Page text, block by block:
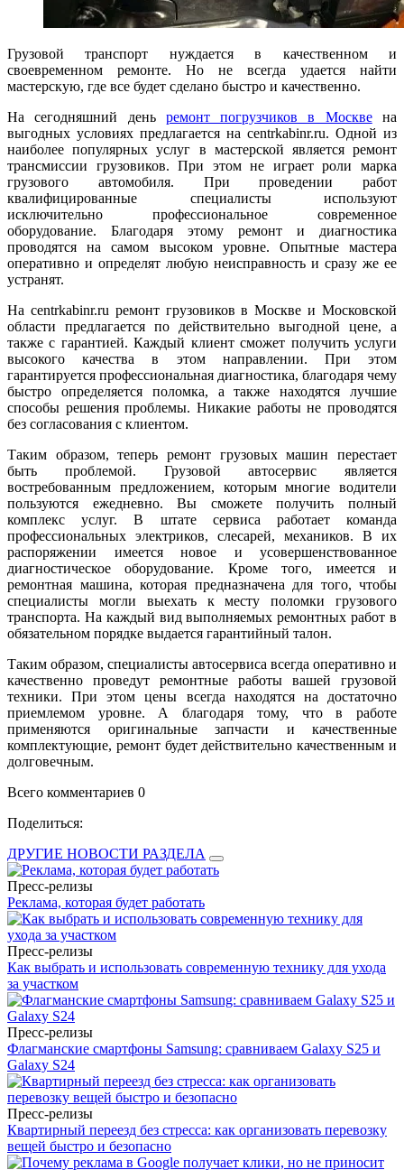
Грузовой транспорт нуждается в качественном и
своевременном ремонте. Но не всегда удается найти
мастерскую, где все будет сделано быстро и качественно.
На сегодняшний день ремонт погрузчиков в Москвена
выгодных условиях предлагается на centrkabinr.ru. Одной из
наиболее популярных услуг в мастерской является ремонт
трансмиссии грузовиков. При этом не играет роли марка
грузового автомобиля. При проведении работ
квалифицированные специалисты используют
исключительно профессиональное современное
оборудование. Благодаря этому ремонт и диагностика
проводятся на самом высоком уровне. Опытные мастера
оперативно и определят любую неисправность и сразу же ее
устранят.
На centrkabinr.ru ремонт грузовиков в Москве и Московской
области предлагается по действительно выгодной цене, а
также с гарантией. Каждый клиент сможет получить услуги
высокого качества в этом направлении. При этом
гарантируется профессиональная диагностика, благодаря чему
быстро определяется поломка, а также находятся лучшие
способы решения проблемы. Никакие работы не проводятся
без согласования с клиентом.
Таким образом, теперь ремонт грузовых машин перестает
быть проблемой. Грузовой автосервис является
востребованным предложением, которым многие водители
пользуются ежедневно. Вы сможете получить полный
комплекс услуг. В штате сервиса работает команда
профессиональных электриков, слесарей, механиков. В их
распоряжении имеется новое и усовершенствованное
диагностическое оборудование. Кроме того, имеется и
ремонтная машина, которая предназначена для того, чтобы
специалисты могли выехать к месту поломки грузового
транспорта. На каждый вид выполняемых ремонтных работ в
обязательном порядке выдается гарантийный талон.
Таким образом, специалисты автосервиса всегда оперативно и
качественно проведут ремонтные работы вашей грузовой
техники. При этом цены всегда находятся на достаточно
приемлемом уровне. А благодаря тому, что в работе
применяются оригинальные запчасти и качественные
комплектующие, ремонт будет действительно качественным и
долговечным.
Всего комментариев 0
Поделиться:
ДРУГИЕ НОВОСТИ РАЗДЕЛА
Пресс-релизы
Реклама, которая будет работать
Пресс-релизы
Как выбрать и использовать современную технику для ухода
за участком
Пресс-релизы
Флагманские смартфоны Samsung: сравниваем Galaxy S25 и
Galaxy S24
Пресс-релизы
Квартирный переезд без стресса: как организовать перевозку
вещей быстро и безопасно